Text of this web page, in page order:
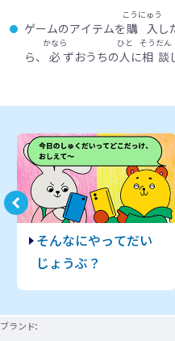
ゲームのアイテムを購入
こうにゅう
し
ら、
必
かなら
ずおうちの 人
ひと
に相談
そうだん
そんなにやってだい
じょうぶ？
Next
ブランド